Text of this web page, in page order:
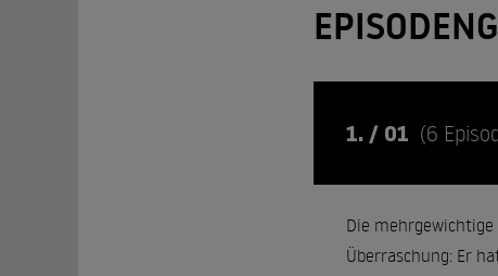
1. / 01 (6
Die
Überraschung: Er